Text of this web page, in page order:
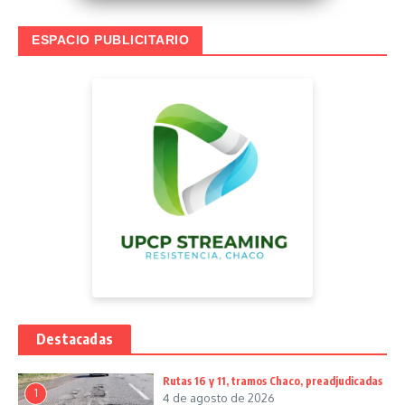
ESPACIO PUBLICITARIO
Destacadas
1
Rutas 16 y 11, tramos Chaco, preadjudicadas
4 de agosto de 2026